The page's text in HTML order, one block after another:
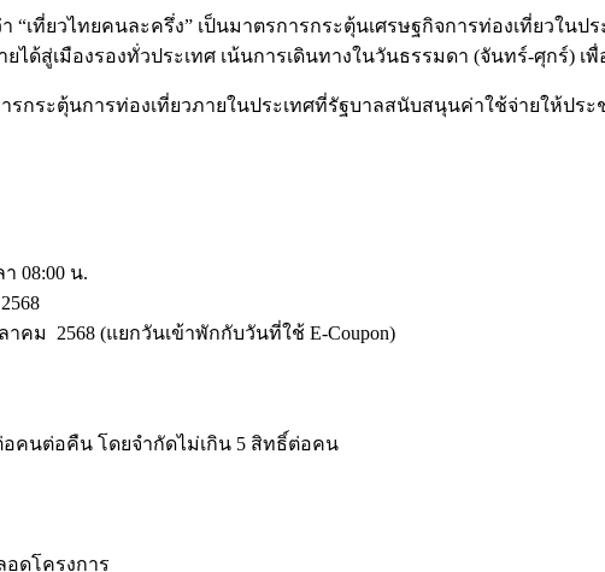
า “เที่ยวไทยคนละครึ่ง” เป็นมาตรการกระตุ้นเศรษฐกิจการท่องเที่ยวใ
ได้สู่เมืองรองทั่วประเทศ เน้นการเดินทางในวันธรรมดา (จันทร์-ศุกร์) เ
รกระตุ้นการท่องเที่ยวภายในประเทศที่รัฐบาลสนับสนุนค่าใช้จ่ายให้ปร
า 08:00 น.
2568
าคม 2568 (แยกวันเข้าพักกับวันที่ใช้ E-Coupon)
คนต่อคืน โดยจำกัดไม่เกิน 5 สิทธิ์ต่อคน
อดโครงการ